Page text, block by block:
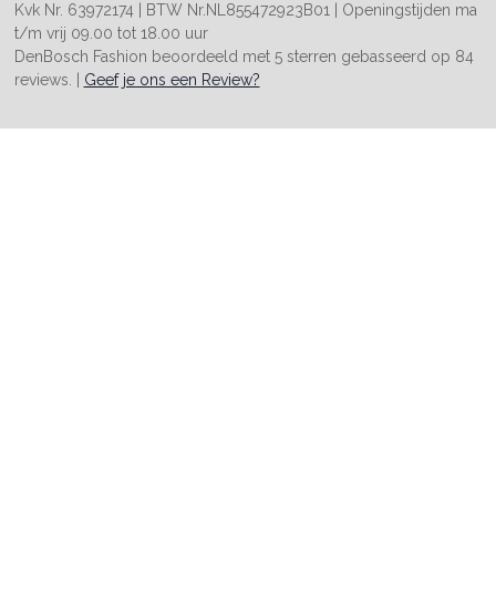
Kvk Nr. 63972174| BTW Nr. NL855472923B01 | Openingstijden ma
t/m vrij 09.00 tot 18.00 uur
DenBosch Fashion beoordeeld met 5 sterren gebasseerd op 84
reviews. | Geef je ons een Review?